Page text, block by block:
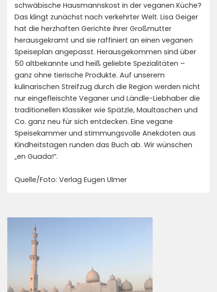
schwäbische Hausmannskost in der veganen Küche?
Das klingt zunächst nach verkehrter Welt. Lisa Geiger
hat die herzhaften Gerichte ihrer Großmutter
herausgekramt und sie raffiniert an einen veganen
Speiseplan angepasst. Herausgekommen sind über
50 altbekannte und heiß geliebte Spezialitäten –
ganz ohne tierische Produkte. Auf unserem
kulinarischen Streifzug durch die Region werden nicht
nur eingefleischte Veganer und Ländle-Liebhaber die
traditionellen Klassiker wie Spätzle, Maultaschen und
Co. ganz neu für sich entdecken. Eine vegane
Speisekammer und stimmungsvolle Anekdoten aus
Kindheitstagen runden das Buch ab. Wir wünschen
„en Guada!“.
Quelle/Foto: Verlag Eugen Ulmer